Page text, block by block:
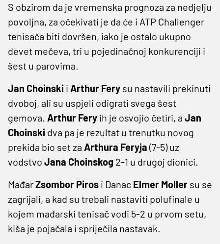
S obzirom da je vremenska prognoza za nedjelju
povoljna, za očekivati je da će i ATP Challenger
tenisača biti dovršen, iako je ostalo ukupno
devet mečeva, tri u pojedinačnoj konkurenciji i
šest u parovima.
Jan Choinski i Arthur Fery su nastavili prekinuti
dvoboj, ali su uspjeli odigrati svega šest
gemova. Arthur Fery ih je osvojio četiri, a Jan
Choinski dva pa je rezultat u trenutku novog
prekida bio set za Arthura Feryja (7-5) uz
vodstvo Jana Choinskog 2-1 u drugoj dionici.
MađarZsombor Piros i Danac Elmer Moller su se
zagrijali, a kad su trebali nastaviti polufinale u
kojem mađarski tenisač vodi 5-2 u prvom setu,
kiša je pojačala i spriječila nastavak.